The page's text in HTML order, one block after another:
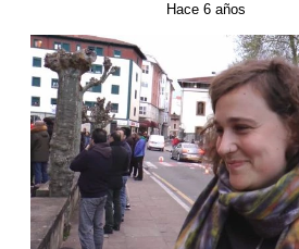
Hace 6 años
00:04:00